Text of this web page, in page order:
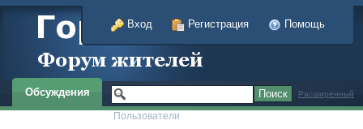
Вход Регистрация Помощь
Расширенный
Обсуждения
Пользователи